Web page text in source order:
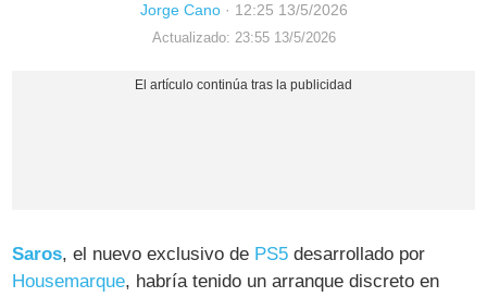
Jorge Cano· 12:25 13/5/2026
Actualizado: 23:55 13/5/2026
Saros, el nuevo exclusivo de PS5 desarrollado por
Housemarque, habría tenido un arranque discreto en